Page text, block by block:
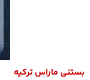
بستنی ماراس ترکیه